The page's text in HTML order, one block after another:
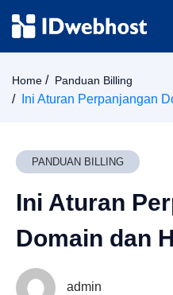
Home Panduan Billing
Ini Aturan Perpanjangan
PANDUAN BILLING
Ini Aturan
Domain dan
admin